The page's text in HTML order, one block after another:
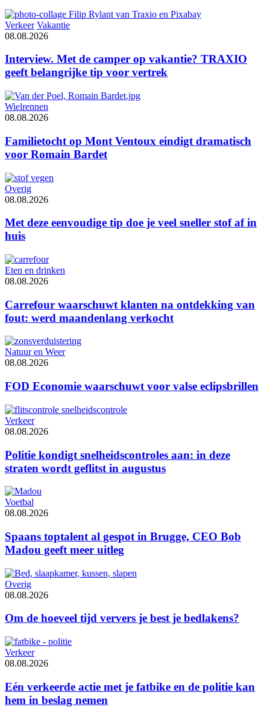
Verkeer Vakantie
08.08.2026
Interview. Met de camper op vakantie? TRAXIO
geeft belangrijke tip voor vertrek
Wielrennen
08.08.2026
Familietocht op Mont Ventoux eindigt dramatisch
voor Romain Bardet
Overig
08.08.2026
Met deze eenvoudige tip doe je veel sneller stof af in
huis
Eten en drinken
08.08.2026
Carrefour waarschuwt klanten na ontdekking van
fout: werd maandenlang verkocht
Natuur en Weer
08.08.2026
FOD Economie waarschuwt voor valse eclipsbrillen
Verkeer
08.08.2026
Politie kondigt snelheidscontroles aan: in deze
straten wordt geflitst in augustus
Voetbal
08.08.2026
Spaans toptalent al gespot in Brugge, CEO Bob
Madou geeft meer uitleg
Overig
08.08.2026
Om de hoeveel tijd ververs je best je bedlakens?
Verkeer
08.08.2026
Eén verkeerde actie met je fatbike en de politie kan
hem in beslag nemen